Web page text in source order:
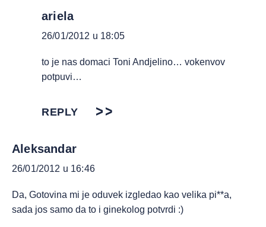
ariela
26/01/2012 u 18:05
to je nas domaci Toni Andjelino… vokenvov
potpuvi…
REPLY
Aleksandar
26/01/2012 u 16:46
Da, Gotovina mi je oduvek izgledao kao velika pi**a,
sada jos samo da to i ginekolog potvrdi :)